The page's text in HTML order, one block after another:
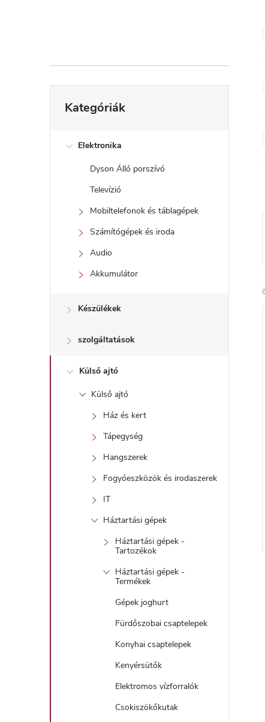
l
sátugrása
Kategóriák
Elektronika
Dyson Álló porszívó
Televízió
Mobiltelefonok és táblagépek
Számítógépek és iroda
Audio
Akkumulátor
Készülékek
szolgáltatások
Külső ajtó
Külső ajtó
Ház és kert
Tápegység
Hangszerek
Fogyóeszközök és irodaszerek
IT
Háztartási gépek
Háztartási gépek -
Tartozékok
Háztartási gépek -
Termékek
Gépek joghurt
Fürdőszobai csaptelepek
Konyhai csaptelepek
Kenyérsütők
Elektromos vízforralók
Csokiszökőkutak
e